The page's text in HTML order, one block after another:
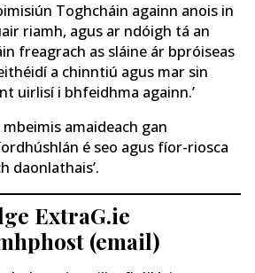
Toghcháin againn anois in
riamh, agus ar ndóigh tá an
freagrach as sláine ár bpróiseas
a chinntiú agus mar sin
uirlisí i bhfeidhma againn.’
mbeimis amaideach gan
é seo agus fíor-riosca
daonlathais’.
ExtraG.ie
(email)